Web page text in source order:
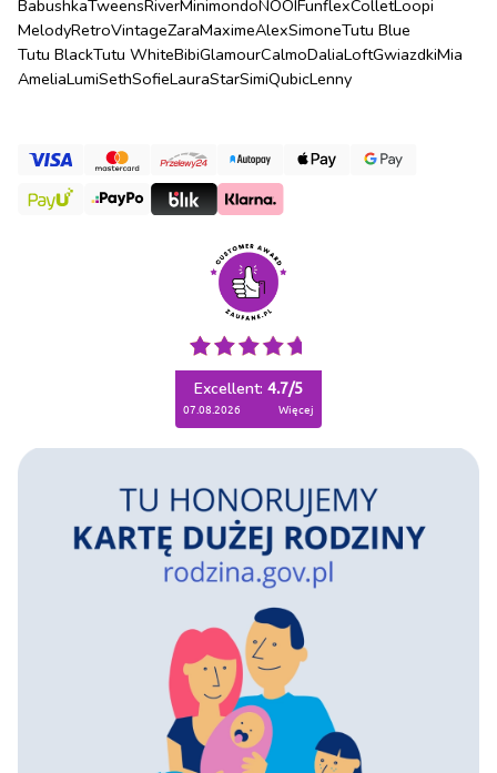
BabushkaTweensRiverMinimondoNOOIFunflexColletLoopi
MelodyRetroVintageZaraMaximeAlexSimoneTutu Blue
Tutu BlackTutu WhiteBibiGlamourCalmoDaliaLoftGwiazdkiMia
AmeliaLumiSethSofieLauraStarSimiQubicLenny
Excellent: 4.7/5
07.08.2026 więcej